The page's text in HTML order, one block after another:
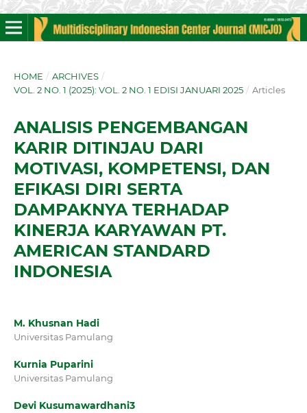
HOME / ARCHIVES /
VOL. 2 NO. 1 (2025): VOL. 2 NO. 1 EDISI JANUARI 2025 / Articles
ANALISIS PENGEMBANGAN
KARIR DITINJAU DARI
MOTIVASI, KOMPETENSI, DAN
EFIKASI DIRI SERTA
DAMPAKNYA TERHADAP
KINERJA KARYAWAN PT.
AMERICAN STANDARD
INDONESIA
M. Khusnan Hadi
Universitas Pamulang
Kurnia Puparini
Universitas Pamulang
Devi Kusumawardhani3